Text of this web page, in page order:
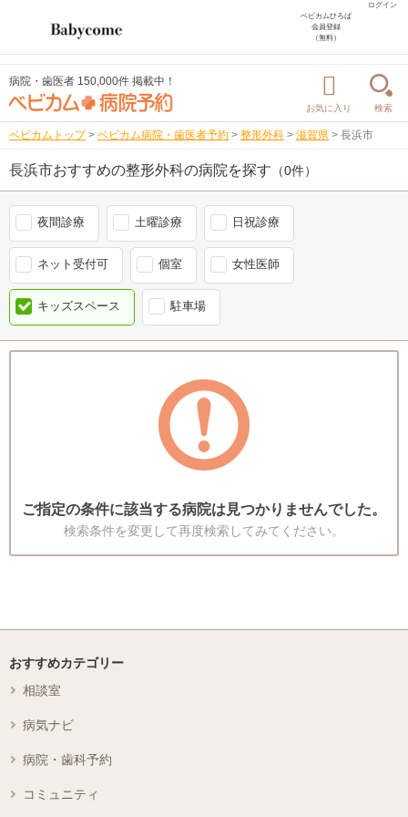
ログイン
ベビカムひろば
会員登録
（無料）
病院・歯医者 150,000件 掲載中！
お気に入り 検索
ベビカムトップ > ベビカム病院・歯医者予約 > 整形外科 > 滋賀県 > 長浜市
長浜市おすすめの整形外科の病院を探す （0件）
夜間診療 土曜診療 日祝診療
ネット受付可 個室 女性医師
キッズスペース 駐車場
ご指定の条件に該当する病院は見つかりませんでした。
検索条件を変更して再度検索してみてください。
おすすめカテゴリー
相談室
病気ナビ
病院・歯科予約
コミュニティ